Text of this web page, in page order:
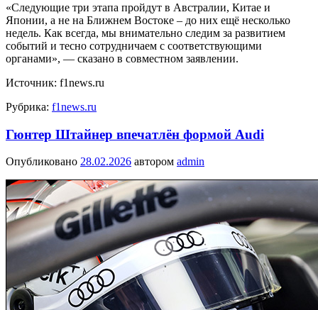
«Следующие три этапа пройдут в Австралии, Китае и
Японии, а не на Ближнем Востоке – до них ещё несколько
недель. Как всегда, мы внимательно следим за развитием
событий и тесно сотрудничаем с соответствующими
органами», — сказано в совместном заявлении.
Источник: f1news.ru
Рубрика: f1news.ru
Гюнтер Штайнер впечатлён формой Audi
Опубликовано 28.02.2026 автором admin